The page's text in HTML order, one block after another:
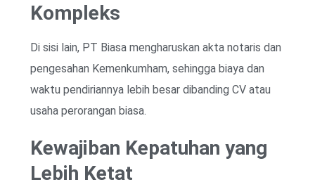
Kompleks
Di sisi lain, PT Biasa mengharuskan akta notaris dan
pengesahan Kemenkumham, sehingga biaya dan
waktu pendiriannya lebih besar dibanding CV atau
usaha perorangan biasa.
Kewajiban Kepatuhan yang
Lebih Ketat